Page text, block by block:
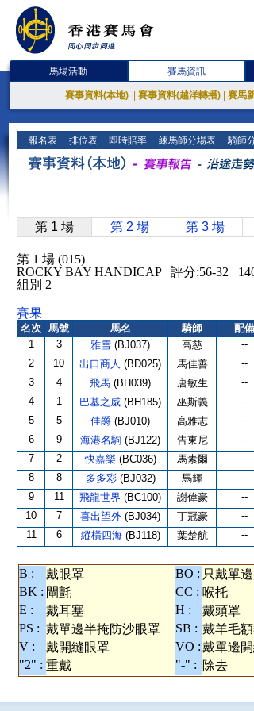
馬場活動 賽馬資訊
賽事資料(本地) 賽事資料(越洋轉播) 賽馬
報名表 排位表 即時賠率 練馬師分場表 騎師
第 1 場 第 2 場 第 3 場
第 1 場 (015)
ROCKY BAY HANDICAP 評分:56-32
組別 2
賽果
名次 馬號 馬名 騎師 配備
1
3 雅雪 (BJ037) 高慈 --
2 10 出口商人 (BD025) 馬佳善 --
3 4 飛馬 (BH039) 唐敏生 --
4 1 巴基之威 (BH185) 巫斯義 --
5 5 佳爵 (BJ010) 高雅志 --
6 9 海港名駒 (BJ122) 告東尼 --
7 2 快嘉樂 (BC036) 馬素爾 --
8 8 多多彩 (BJ032) 馬輝 --
9 11 飛龍世界 (BC100) 謝偉豪 --
10 7 喜出望外 (BJ034) 丁冠豪 --
11 6 縱橫四海 (BJ118) 葉楚航 --
B : 戴眼罩 BO : 只戴單
BK : 閘氈 CC : 喉托
E :
戴耳塞 H : 戴頭罩
PS : 戴單邊半掩防沙眼罩 SB : 戴羊毛
V :
戴開縫眼罩 VO :戴單邊
"2" : 重戴 "-" : 除去